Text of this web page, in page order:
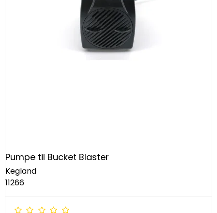
Pumpe til Bucket Blaster
Kegland
11266